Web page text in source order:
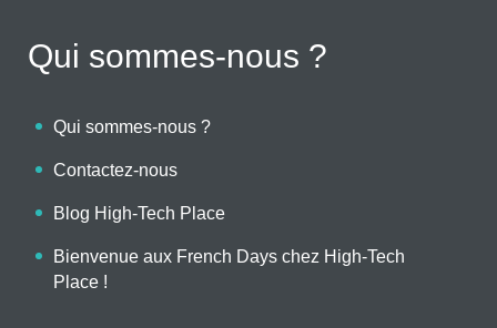
Qui sommes-nous ?
Qui sommes-nous ?
Contactez-nous
Blog High-Tech Place
Bienvenue aux French Days chez High-Tech
Place !